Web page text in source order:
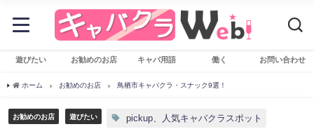
遊びたい お勧めのお店 キャバ用語 働く お問い合わせ
ホーム お勧めのお店 鳥栖市キャバクラ・スナック9選！
お勧めのお店 遊びたい pickup、人気キャバクラスポット